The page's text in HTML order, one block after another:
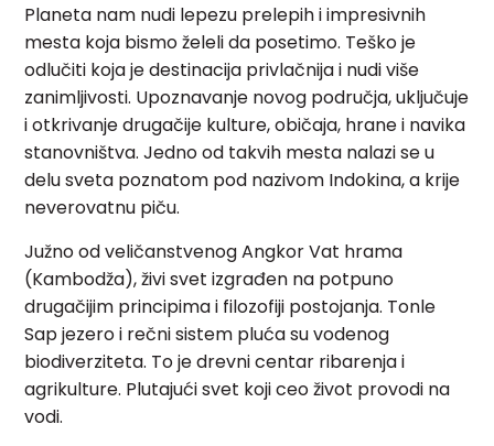
Planeta nam nudi lepezu prelepih i impresivnih
mesta koja bismo želeli da posetimo. Teško je
odlučiti koja je destinacija privlačnija i nudi više
zanimljivosti. Upoznavanje novog područja, uključuje
i otkrivanje drugačije kulture, običaja, hrane i navika
stanovništva. Jedno od takvih mesta nalazi se u
delu sveta poznatom pod nazivom Indokina, a krije
neverovatnu piču.
Južno od veličanstvenog Angkor Vat hrama
(Kambodža), živi svet izgrađen na potpuno
drugačijim principima i filozofiji postojanja. Tonle
Sap jezero i rečni sistem pluća su vodenog
biodiverziteta. To je drevni centar ribarenja i
agrikulture. Plutajući svet koji ceo život provodi na
vodi.